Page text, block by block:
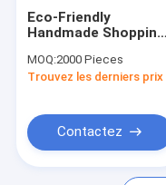
Eco-Friendly
Handmade Shopping
Christmas Packing
Shopping Paper Gift
MOQ:2000 Pieces
Trouvez les derniers prix
Contactez